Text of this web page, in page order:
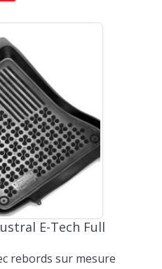
E-Tech Full
rebords sur mesure